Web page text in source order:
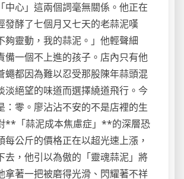
中心」這兩個詞毫無關係。他正在
發酵了七個月又七天的老蒜泥嘆
夠靈動，我的蒜泥。」他輕聲細
備一個不上進的孩子。店內只有他
蠅都因為難以忍受那股陳年蒜頭混
淡絕望的味道而選擇繞道飛行。今
：零。廖沾沾不安的不是店裡的生
**「蒜泥成本焦慮症」**的深層恐
每公斤的價格正在以超光速上漲，
去，他引以為傲的「靈魂蒜泥」將
拿著一把被磨得光滑、閃耀著不祥